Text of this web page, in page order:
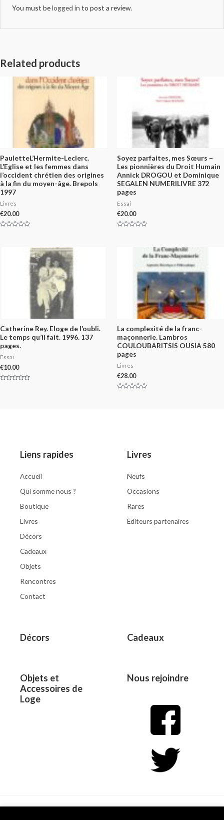
You must belogged in to post a review.
Related products
PauletteL’Hermite-Leclerc.
L’Eglise et les femmes dans
l’occident chrétien des origines
à la fin du moyen-âge. Brepols
1997
Livres
€20.00
Soyez parfaites, mes Sœurs –
Les pionnières du Droit Humain
Annick DROGOU et Dominique
SEGALEN NUMERILIVRE 372
pages
Essai
€20.00
Catherine Rey. Eloge de l’oubli.
Le temps qu’il fait. 1996. 137
pages.
Essai
€10.00
La complexité de la franc-
maçonnerie. Lambros
COULOUBARITSIS OUSIA 580
pages
Livres
€28.00
Liens rapides
Accueil
Qui somme nous ?
Boutique
Livres
Décors
Cadeaux
Objets
Rencontres
Contact
Livres
Neufs
Occasions
Rares
Éditeurs partenaires
Décors Cadeaux
Objets et
Accessoires de
Loge
Nous rejoindre